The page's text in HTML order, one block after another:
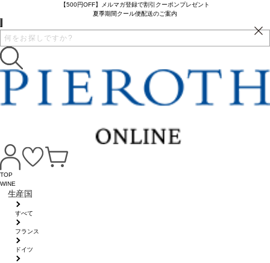
【500円OFF】メルマガ登録で割引クーポンプレゼント
夏季期間クール便配送のご案内
TOP
WINE
生産国
すべて
フランス
ドイツ